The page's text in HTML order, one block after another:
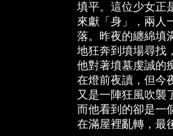
填平。這位少女正
來獻「身」，兩人
落。昨夜的纏綿填
地狂奔到墳場尋找
他對著墳墓虔誠的
在燈前夜讀，但今
又是一陣狂風吹襲
而他看到的卻是一
在滿屋裡亂轉，最